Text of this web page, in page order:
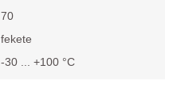
70
fekete
-30 ... +100 °C